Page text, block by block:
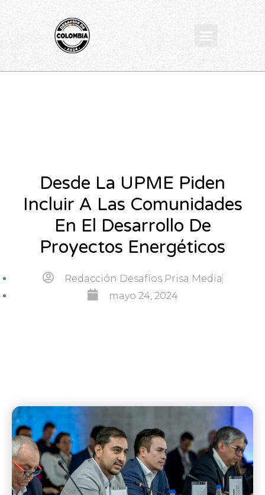
Menu
Desde La UPME Piden
Incluir A Las Comunidades
En El Desarrollo De
Proyectos Energéticos
Redacción Desafíos Prisa Media
mayo 24, 2024